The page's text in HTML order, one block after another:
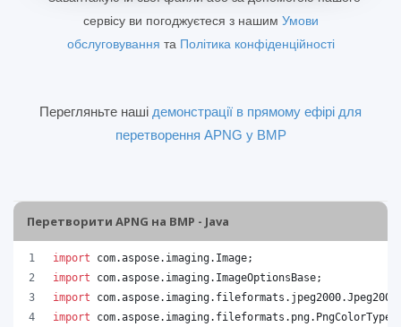
сервісу ви погоджуєтеся з нашим Умови
обслуговування та Політика конфіденційності
Перегляньте наші демонстрації в прямому ефірі для
перетворення APNG у BMP
Перетворити APNG на BMP - Java
import com.aspose. imaging. Image;
import
com.aspose. imaging. ImageOptionsBase;
import
com.aspose. imaging. fileformats . jpeg2000.
import
com.aspose. imaging. fileformats . png. PngColorType